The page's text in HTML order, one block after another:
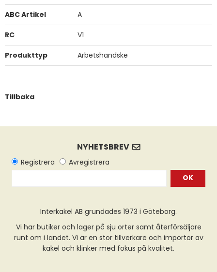
ABC Artikel A
RC V1
Produkttyp Arbetshandske
Tillbaka
OK
Interkakel AB grundades 1973 i Göteborg.
Vi har butiker och lager på sju orter samt återförsäljare
runt om i landet. Vi är en stor tillverkare och importör av
kakel och klinker med fokus på kvalitet.